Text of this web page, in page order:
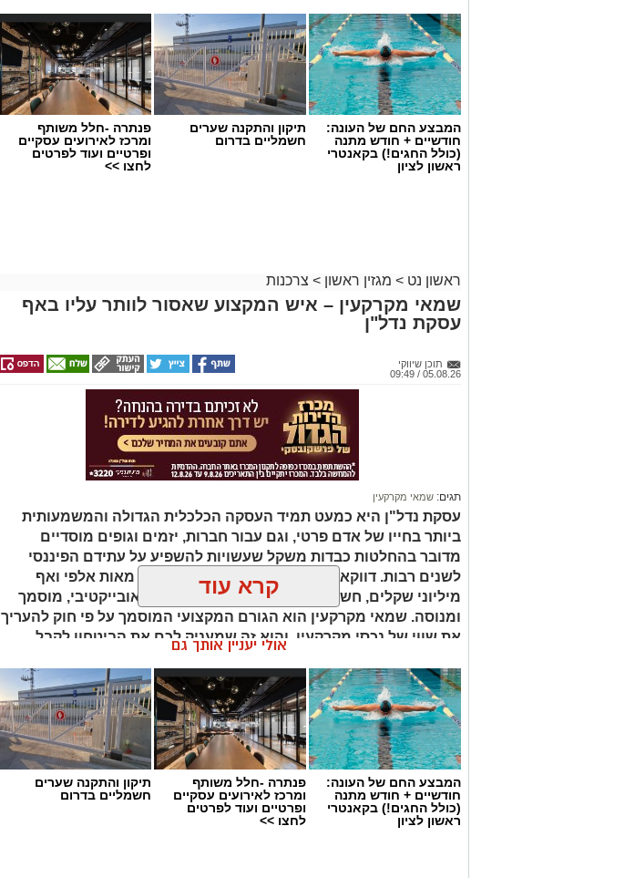
המבצע החם של העונה:
חודשיים + חודש מתנה
(כולל החגים!) בקאנטרי
ראשון לציון
תיקון והתקנה שערים
חשמליים בדרום
פנתרה -חלל משותף
ומרכז לאירועים עסקיים
ופרטיים ועוד לפרטים
לחצו >>
ראשון נט > מגזין ראשון > צרכנות
שמאי מקרקעין – איש המקצוע שאסור לוותר עליו באף
עסקת נדל"ן
תוכן שיווקי
05.08.26 / 09:49
תגים: שמאי מקרקעין
עסקת נדל"ן היא כמעט תמיד העסקה הכלכלית הגדולה והמשמעותית
ביותר בחייו של אדם פרטי, וגם עבור חברות, יזמים וגופים מוסדיים
מדובר בהחלטות כבדות משקל שעשויות להשפיע על עתידם הפיננסי
לשנים רבות. דווקא ברגעים שבהם מונחים על הכף מאות אלפי ואף
מיליוני שקלים, חשוב שיעמוד לצידכם איש מקצוע אובייקטיבי, מוסמך
ומנוסה. שמאי מקרקעין הוא הגורם המקצועי המוסמך על פי חוק להעריך
את שווי של נכסי מקרקעין, והוא זה שמעניק לכם את הביטחון לקבל
החלטות מבוססות, שקולות ובטוחות.
קרא עוד
אולי יעניין אותך גם
המבצע החם של העונה:
חודשיים + חודש מתנה
(כולל החגים!) בקאנטרי
ראשון לציון
פנתרה -חלל משותף
ומרכז לאירועים עסקיים
ופרטיים ועוד לפרטים
לחצו >>
תיקון והתקנה שערים
חשמליים בדרום